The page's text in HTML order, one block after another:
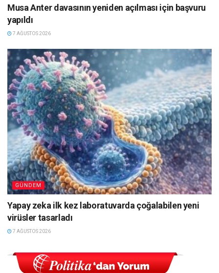
Musa Anter davasının yeniden açılması için başvuru
yapıldı
7 AĞUSTOS 2026
GÜNDEM
Yapay zeka ilk kez laboratuvarda çoğalabilen yeni
virüsler tasarladı
7 AĞUSTOS 2026